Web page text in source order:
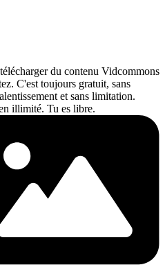
du contenu Vidcommons
C'est toujours gratuit, sans
et sans limitation.
illimité. Tu es libre.